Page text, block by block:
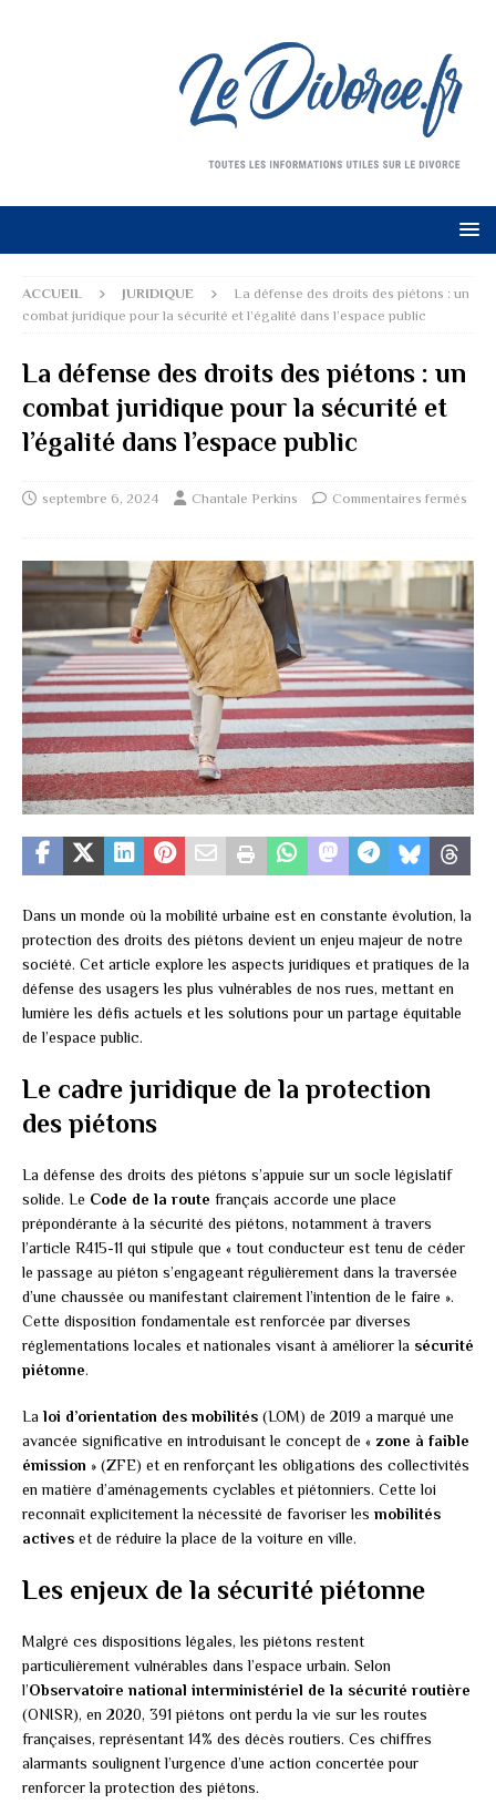
ACCUEIL JURIDIQUE
La défense des droits des piétons : un
combat juridique pour la sécurité et l’égalité dans l’espace public
La défense des droits des piétons : un
combat juridique pour la sécurité et
l’égalité dans l’espace public
septembre 6, 2024 Chantale Perkins Commentaires fermés
Dans un monde où la mobilité urbaine est en constante évolution, la
protection des droits des piétons devient un enjeu majeur de notre
société. Cet article explore les aspects juridiques et pratiques de la
défense des usagers les plus vulnérables de nos rues, mettant en
lumière les défis actuels et les solutions pour un partage équitable
de l’espace public.
Le cadre juridique de la protection
des piétons
La défense des droits des piétons s’appuie sur un socle législatif
solide. Le Code de la route français accorde une place
prépondérante à la sécurité des piétons, notamment à travers
l’article R415-11 qui stipule que « tout conducteur est tenu de céder
le passage au piéton s’engageant régulièrement dans la traversée
d’une chaussée ou manifestant clairement l’intention de le faire ».
Cette disposition fondamentale est renforcée par diverses
réglementations locales et nationales visant à améliorer la sécurité
piétonne.
La loi d’orientation des mobilités (LOM) de 2019 a marqué une
avancée significative en introduisant le concept de « zone à faible
émission » (ZFE) et en renforçant les obligations des collectivités
en matière d’aménagements cyclables et piétonniers. Cette loi
reconnaît explicitement la nécessité de favoriser les mobilités
actives et de réduire la place de la voiture en ville.
Les enjeux de la sécurité piétonne
Malgré ces dispositions légales, les piétons restent
particulièrement vulnérables dans l’espace urbain. Selon
l’Observatoire national interministériel de la sécurité routière
(ONISR), en 2020, 391 piétons ont perdu la vie sur les routes
françaises, représentant 14% des décès routiers. Ces chiffres
alarmants soulignent l’urgence d’une action concertée pour
renforcer la protection des piétons.